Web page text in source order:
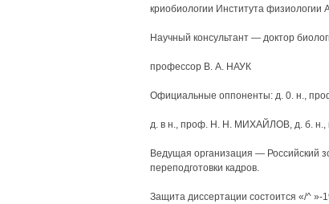
криобиологии Института физиологии
Научный консультант — доктор
профессор В. А. НАУК
Официальные оппоненты: д. 0. н.,
д. в н., проф. Н. Н. МИХАЙЛОВ, д. б.
Ведущая организация — Российский
переподготовки кадров.
Защита диссертации состоится «/^ »-